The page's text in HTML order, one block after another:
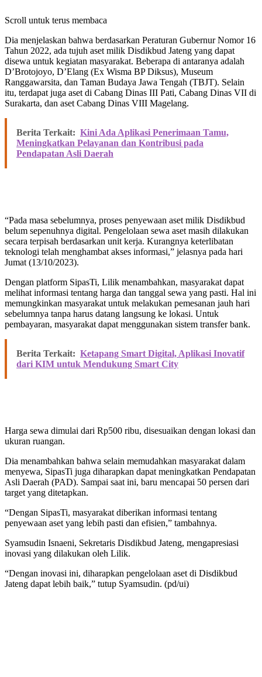
Scroll untuk terus membaca
Dia menjelaskan bahwa berdasarkan Peraturan Gubernur Nomor 16
Tahun 2022, ada tujuh aset milik Disdikbud Jateng yang dapat
disewa untuk kegiatan masyarakat. Beberapa di antaranya adalah
D’Brotojoyo, D’Elang (Ex Wisma BP Diksus), Museum
Ranggawarsita, dan Taman Budaya Jawa Tengah (TBJT). Selain
itu, terdapat juga aset di Cabang Dinas III Pati, Cabang Dinas VII di
Surakarta, dan aset Cabang Dinas VIII Magelang.
Berita Terkait: Kini Ada Aplikasi Penerimaan Tamu,
Meningkatkan Pelayanan dan Kontribusi pada
Pendapatan Asli Daerah
“Pada masa sebelumnya, proses penyewaan aset milik Disdikbud
belum sepenuhnya digital. Pengelolaan sewa aset masih dilakukan
secara terpisah berdasarkan unit kerja. Kurangnya keterlibatan
teknologi telah menghambat akses informasi,” jelasnya pada hari
Jumat (13/10/2023).
Dengan platform SipasTi, Lilik menambahkan, masyarakat dapat
melihat informasi tentang harga dan tanggal sewa yang pasti. Hal ini
memungkinkan masyarakat untuk melakukan pemesanan jauh hari
sebelumnya tanpa harus datang langsung ke lokasi. Untuk
pembayaran, masyarakat dapat menggunakan sistem transfer bank.
Berita Terkait: Ketapang Smart Digital, Aplikasi Inovatif
dari KIM untuk Mendukung Smart City
Harga sewa dimulai dari Rp500 ribu, disesuaikan dengan lokasi dan
ukuran ruangan.
Dia menambahkan bahwa selain memudahkan masyarakat dalam
menyewa, SipasTi juga diharapkan dapat meningkatkan Pendapatan
Asli Daerah (PAD). Sampai saat ini, baru mencapai 50 persen dari
target yang ditetapkan.
“Dengan SipasTi, masyarakat diberikan informasi tentang
penyewaan aset yang lebih pasti dan efisien,” tambahnya.
Syamsudin Isnaeni, Sekretaris Disdikbud Jateng, mengapresiasi
inovasi yang dilakukan oleh Lilik.
“Dengan inovasi ini, diharapkan pengelolaan aset di Disdikbud
Jateng dapat lebih baik,” tutup Syamsudin. (pd/ui)